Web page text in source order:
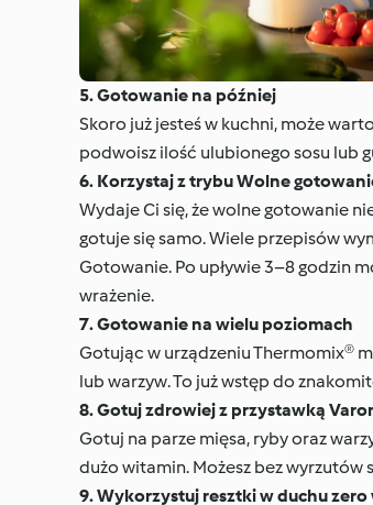
5. Gotowanie na później
Skoro już jesteś w kuchni, może
podwoisz ilość ulubionego sosu lub
6. Korzystaj z trybu Wolne
Wydaje Ci się, że wolne gotowanie
gotuje się samo. Wiele przepisów
Gotowanie. Po upływie 3–8 godzin
wrażenie.
7. Gotowanie na wielu poziomach
Gotując w urządzeniu Thermomix®
lub warzyw. To już wstęp do
8. Gotuj zdrowiej z przystawką
Gotuj na parze mięsa, ryby oraz
dużo witamin. Możesz bez wyrzutów
9. Wykorzystuj resztki w duchu zero